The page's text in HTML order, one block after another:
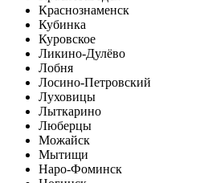
Краснознаменск
Кубинка
Куровское
Ликино-Дулёво
Лобня
Лосино-Петровский
Луховицы
Лыткарино
Люберцы
Можайск
Мытищи
Наро-Фоминск